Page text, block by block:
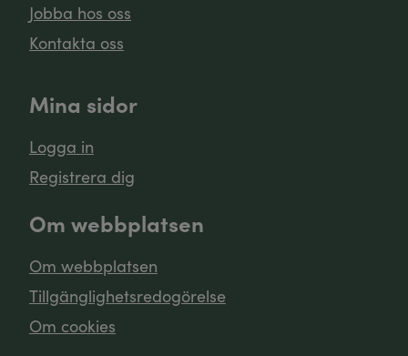
Jobba hos oss
Kontakta oss
Mina sidor
Logga in
Registrera dig
Om webbplatsen
Om webbplatsen
Tillgänglighetsredogörelse
Om cookies